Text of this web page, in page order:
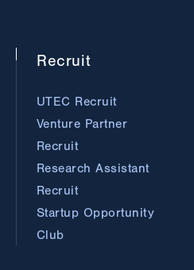
Recruit
UTEC Recruit
Venture Partner
Recruit
Research Assistant
Recruit
Startup Opportunity
Club